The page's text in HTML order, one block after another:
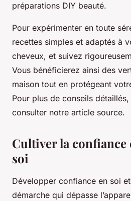
préparations DIY beauté.
Pour expérimenter en toute
recettes simples et adaptés à
cheveux, et suivez
Vous bénéficierez ainsi des
maison tout en protégeant
Pour plus de conseils détaillés,
consulter notre article source.
Cultiver la confiance
soi
Développer confiance en soi
démarche qui dépasse